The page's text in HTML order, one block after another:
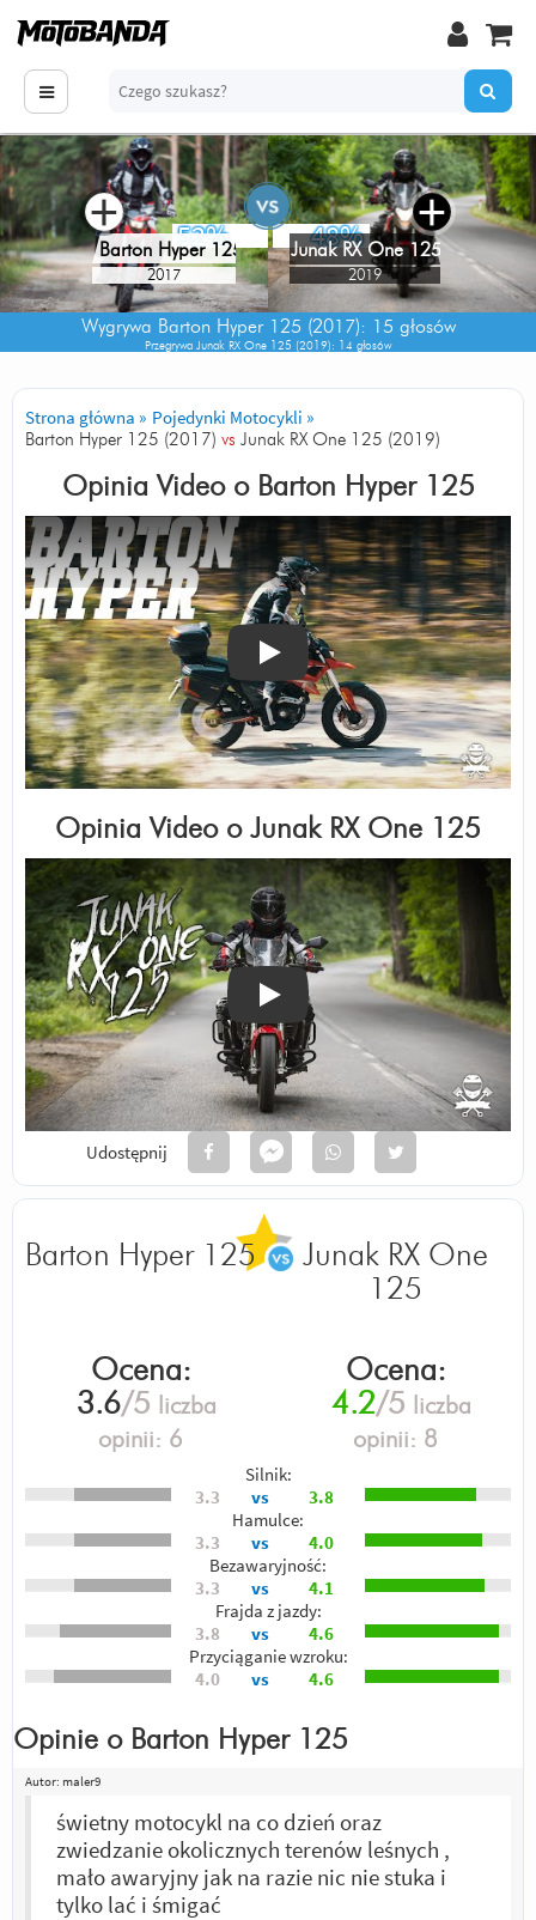
52% 48%
Barton Hyper 125
2017
+
Junak RX One 125
2019
+
Wygrywa Barton Hyper 125 (2017): 15 głosów
Przegrywa Junak RX One 125 (2019) : 14 głosów
Strona główna » Pojedynki Motocykli »
Barton Hyper 125 (2017) vs Junak RX One 125 (2019)
Opinia Video o Barton Hyper 125
Odtwórz
Opinia Video o Junak RX One 125
Odtwórz
Udostępnij
Barton Hyper 125
Junak RX One
125
Ocena:
3.6/5 liczba
opinii: 6
Ocena:
4.2/5 liczba
opinii: 8
Silnik:
3.3
vs
3.8
Hamulce:
3.3
vs
4.0
Bezawaryjność:
3.3
vs
4.1
Frajda z jazdy:
3.8
vs
4.6
Przyciąganie wzroku:
4.0
vs 4.6
Opinie o Barton Hyper 125
Autor: maler9
świetny motocykl na co dzień oraz
zwiedzanie okolicznych terenów leśnych ,
mało awaryjny jak na razie nic nie stuka i
tylko lać i śmigać